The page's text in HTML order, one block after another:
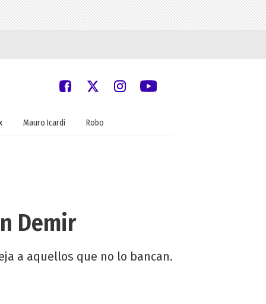
Mauro Icardi Robo
Demir
a aquellos que no lo bancan.